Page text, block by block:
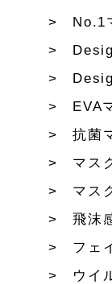
No.1
EVA
抗菌
マス
マス
飛沫
フェ
ウイ